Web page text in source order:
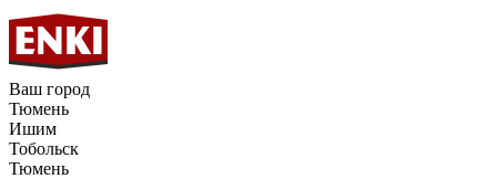
Ваш город
Тюмень
Ишим
Тобольск
Тюмень